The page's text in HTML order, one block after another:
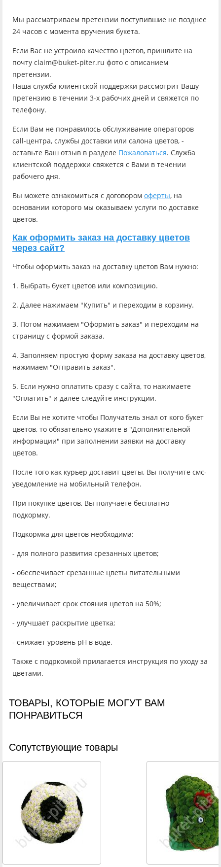
Мы рассматриваем претензии поступившие не позднее
24 часов с момента вручения букета.
Если Вас не устроило качество цветов, пришлите на
почту claim@buket-piter.ru фото с описанием
претензии.
Наша служба клиентской поддержки рассмотрит Вашу
претензию в течении 3-х рабочих дней и свяжется по
телефону.
Если Вам не понравилось обслуживание операторов
call-центра, службы доставки или салона цветов, -
оставьте Ваш отзыв в разделе Пожаловаться. Служба
клиентской поддержки свяжется с Вами в течении
рабочего дня.
Вы можете ознакомиться с договором оферты, на
основании которого мы оказываем услуги по доставке
цветов.
Как оформить заказ на доставку цветов
через сайт?
Чтобы оформить заказ на доставку цветов Вам нужно:
1. Выбрать букет цветов или композицию.
2. Далее нажимаем "Купить" и переходим в корзину.
3. Потом нажимаем "Оформить заказ" и переходим на
страницу с формой заказа.
4. Заполняем простую форму заказа на доставку цветов,
нажимаем "Отправить заказ".
5. Если нужно оплатить сразу с сайта, то нажимаете
"Оплатить" и далее следуйте инструкции.
Если Вы не хотите чтобы Получатель знал от кого букет
цветов, то обязательно укажите в "Дополнительной
информации" при заполнении заявки на доставку
цветов.
После того как курьер доставит цветы, Вы получите смс-
уведомление на мобильный телефон.
При покупке цветов, Вы получаете бесплатно
подкормку.
Подкормка для цветов необходима:
- для полного развития срезанных цветов;
- обеспечивает срезанные цветы питательными
веществами;
- увеличивает срок стояния цветов на 50%;
- улучшает раскрытие цветка;
- снижает уровень рН в воде.
Также с подркомкой прилагается инструкция по уходу за
цветами.
ТОВАРЫ, КОТОРЫЕ МОГУТ ВАМ
ПОНРАВИТЬСЯ
Cопутствующие товары